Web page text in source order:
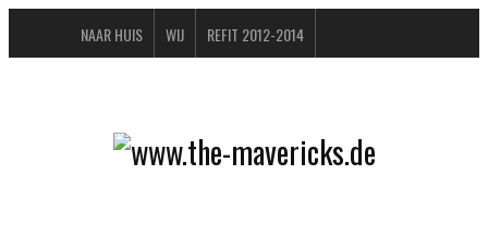
NAAR HUIS WIJ REFIT 2012-2014
CONTACT / IMPRESSUM